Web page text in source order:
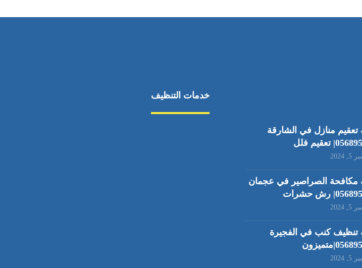
منازل في الشارقة
الصراصير في عجمان
كنب في الفجيرة
خدمات التنظيف